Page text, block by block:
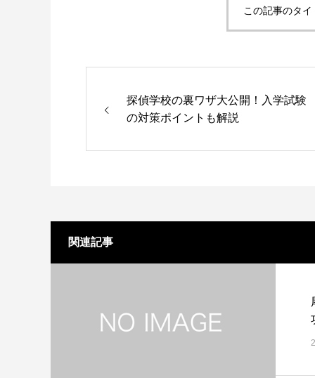
この記事のタ
探偵学校の裏ワザ大公開！入学試験
の対策ポイントも解説
関連記事